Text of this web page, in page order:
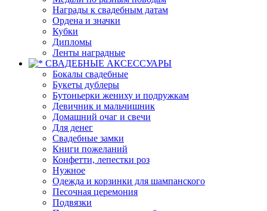
Награды к свадебным датам
Ордена и значки
Кубки
Дипломы
Ленты наградные
СВАДЕБНЫЕ АКСЕССУАРЫ
Бокалы свадебные
Букеты дублеры
Бутоньерки жениху и подружкам
Девичник и мальчишник
Домашний очаг и свечи
Для денег
Свадебные замки
Книги пожеланий
Конфетти, лепестки роз
Нужное
Одежда и корзинки для шампанского
Песочная церемония
Подвязки